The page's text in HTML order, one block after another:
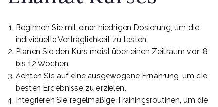
Beginnen Sie mit einer niedrigen Dosierung, um die
individuelle Verträglichkeit zu testen.
Planen Sie den Kurs meist über einen Zeitraum von 8
bis 12 Wochen.
Achten Sie auf eine ausgewogene Ernährung, um die
besten Ergebnisse zu erzielen.
Integrieren Sie regelmäßige Trainingsroutinen, um die